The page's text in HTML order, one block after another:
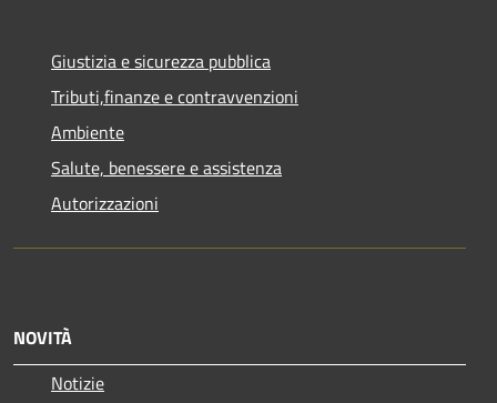
Giustizia e sicurezza pubblica
Tributi,finanze e contravvenzioni
Ambiente
Salute, benessere e assistenza
Autorizzazioni
NOVITÀ
Notizie